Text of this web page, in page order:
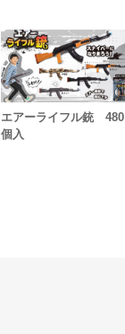
エアーライフル銃 480
個入